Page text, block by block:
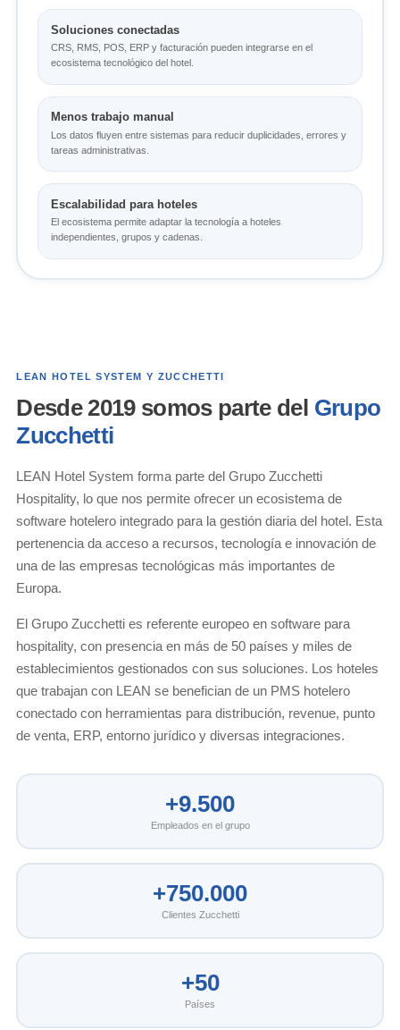
Soluciones conectadas
CRS, RMS, POS, ERP y facturación pueden integrarse en el
ecosistema tecnológico del hotel.
Menos trabajo manual
Los datos fluyen entre sistemas para reducir duplicidades, errores y
tareas administrativas.
Escalabilidad para hoteles
El ecosistema permite adaptar la tecnología a hoteles
independientes, grupos y cadenas.
LEAN HOTEL SYSTEM Y ZUCCHETTI
Desde 2019 somos parte del Grupo
Zucchetti
LEAN Hotel System forma parte del Grupo Zucchetti
Hospitality, lo que nos permite ofrecer un ecosistema de
software hotelero integrado para la gestión diaria del hotel. Esta
pertenencia da acceso a recursos, tecnología e innovación de
una de las empresas tecnológicas más importantes de
Europa.
El Grupo Zucchetti es referente europeo en software para
hospitality, con presencia en más de 50 países y miles de
establecimientos gestionados con sus soluciones. Los hoteles
que trabajan con LEAN se benefician de un PMS hotelero
conectado con herramientas para distribución, revenue, punto
de venta, ERP, entorno jurídico y diversas integraciones.
+9.500
Empleados en el grupo
+750.000
Clientes Zucchetti
+50
Países